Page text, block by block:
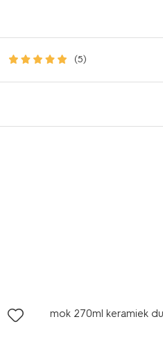
(5)
mok 270ml keramiek